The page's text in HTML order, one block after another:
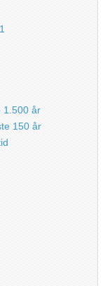
1.500 år
150 år